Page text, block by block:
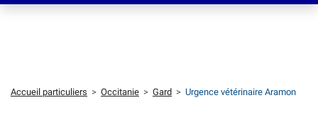
Accueil particuliers > Occitanie > Gard > Urgence vétérinaire Aramon